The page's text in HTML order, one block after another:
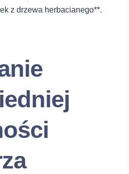
z drzewa herbacianego**.